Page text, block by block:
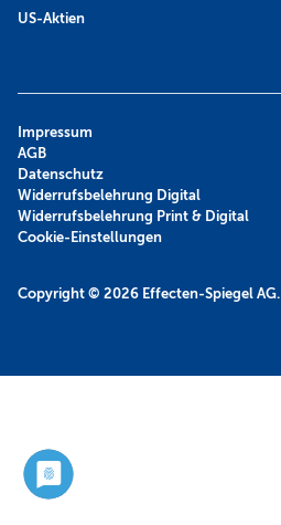
US-Aktien
Copyright © 2026 Effecten-Spiegel AG.
Impressum
AGB
Datenschutz
Widerrufsbelehrung Digital
Widerrufsbelehrung Print & Digital
Cookie-Einstellungen